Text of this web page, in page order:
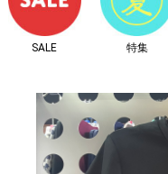
SALE 特集